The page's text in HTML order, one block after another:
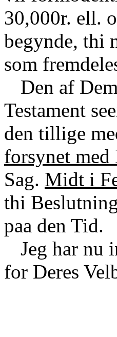
30,000r. ell.
begynde, thi
som
Den af
Testament
den tillige
forsynet
Sag. Midt i
thi
paa den Tid.
Jeg har nu
for Deres